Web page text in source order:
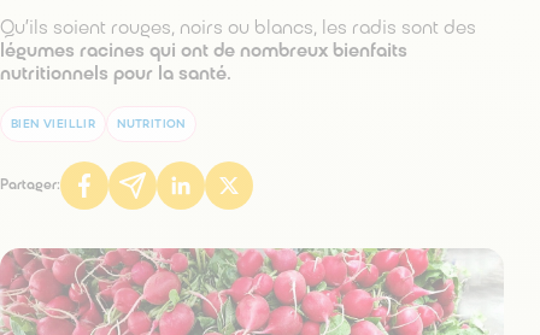
Qu’ils soient rouges, noirs ou blancs, les radis sont des
légumes racines qui ont de nombreux bienfaits
nutritionnels pour la santé.
BIEN VIEILLIR NUTRITION
Partager: